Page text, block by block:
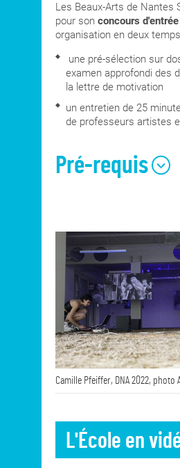
Les Beaux-Arts de Nantes
pour son concours
organisation en deux
une pré-sélection sur
examen approfondi des
la lettre de motivation
un entretien de 25
de professeurs artistes
Pré-requis
Intérêt marqué pour
plastiques et toutes
contemporaines de
littérature, cinéma,
Intérêt pour l’histoire
régulière des
des lieux d’art,
Intérêt pour
réflexion,
Grande capacité de
manière autonome et
Camille Pfeiffer, DNA 2022, photo
L'École en